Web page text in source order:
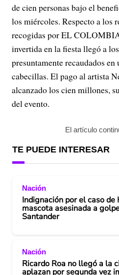
de cien personas bajo el
los miércoles. Respecto a los
recogidas por EL
invertida en la fiesta llegó a
presuntamente recaudados
cabecillas. El pago al artista
alcanzado los cien millones,
del evento.
El artículo
TE PUEDE INTERESAR
Nación
Indignación por el caso de
mascota asesinada a
Santander
Nación
Ricardo Roa no llegó a la
aplazan por segunda vez